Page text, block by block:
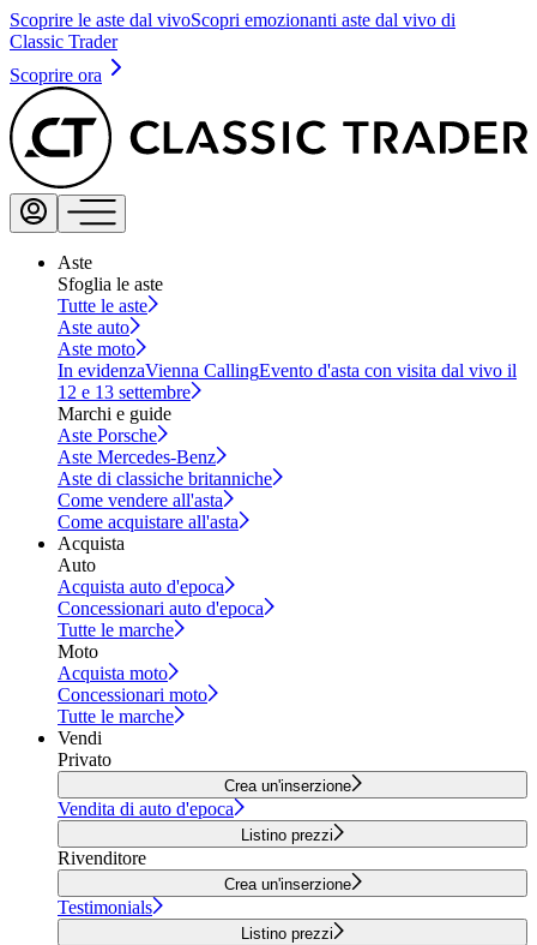
Scoprire le aste dal vivoScopri emozionanti aste dal vivo di
Classic Trader
Scoprire ora
Aste
Sfoglia le aste
Tutte le aste
Aste auto
Aste moto
In evidenzaVienna CallingEvento d'asta con visita dal vivo il
12 e 13 settembre
Marchi e guide
Aste Porsche
Aste Mercedes-Benz
Aste di classiche britanniche
Come vendere all'asta
Come acquistare all'asta
Acquista
Auto
Acquista auto d'epoca
Concessionari auto d'epoca
Tutte le marche
Moto
Acquista moto
Concessionari moto
Tutte le marche
Vendi
Privato
Crea un'inserzione
Vendita di auto d'epoca
Listino prezzi
Rivenditore
Crea un'inserzione
Testimonials
Listino prezzi